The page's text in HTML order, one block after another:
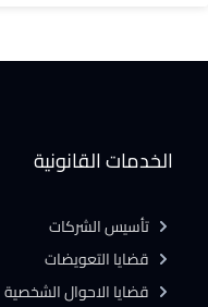
الخدمات القانونية
تأسيس الشركات
قضايا التعويضات
قضايا الاحوال الشخصية